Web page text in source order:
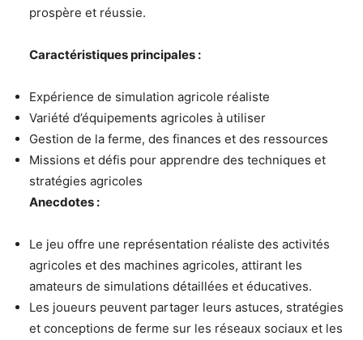
prospère et réussie.
Caractéristiques principales :
Expérience de simulation agricole réaliste
Variété d’équipements agricoles à utiliser
Gestion de la ferme, des finances et des ressources
Missions et défis pour apprendre des techniques et
stratégies agricoles
Anecdotes :
Le jeu offre une représentation réaliste des activités
agricoles et des machines agricoles, attirant les
amateurs de simulations détaillées et éducatives.
Les joueurs peuvent partager leurs astuces, stratégies
et conceptions de ferme sur les réseaux sociaux et les